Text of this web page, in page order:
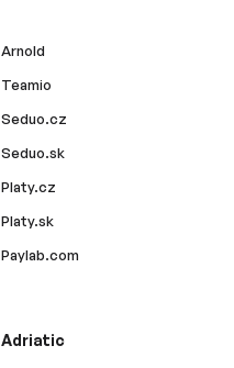
Arnold
Teamio
Seduo.cz
Seduo.sk
Platy.cz
Platy.sk
Paylab.com
Adriatic